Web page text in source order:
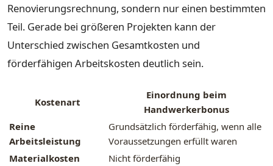
Renovierungsrechnung, sondern nur einen bestimmten
Teil. Gerade bei größeren Projekten kann der
Unterschied zwischen Gesamtkosten und
förderfähigen Arbeitskosten deutlich sein.
Kostenart
Einordnung beim
Handwerkerbonus
Reine
Arbeitsleistung
Grundsätzlich förderfähig, wenn alle
Voraussetzungen erfüllt waren
Materialkosten
Nicht förderfähig